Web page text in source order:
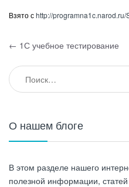
Взято сhttp://programna1c.narod.ru/
Навигация по
← 1С учебное тестирование
Найти:
О нашем блоге
В этом разделе нашего
полезной информации,